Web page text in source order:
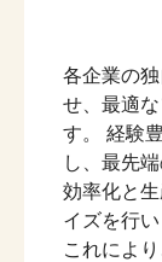
各企業の
せ、最適
す。 経験
し、最先
効率化と
イズを行い
これによ